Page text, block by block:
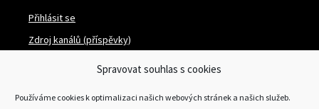
Spravovat souhlas s cookies
Používáme cookies k optimalizaci našich webových stránek a našich služeb.
Přihlásit se
Zdroj kanálů (příspěvky)